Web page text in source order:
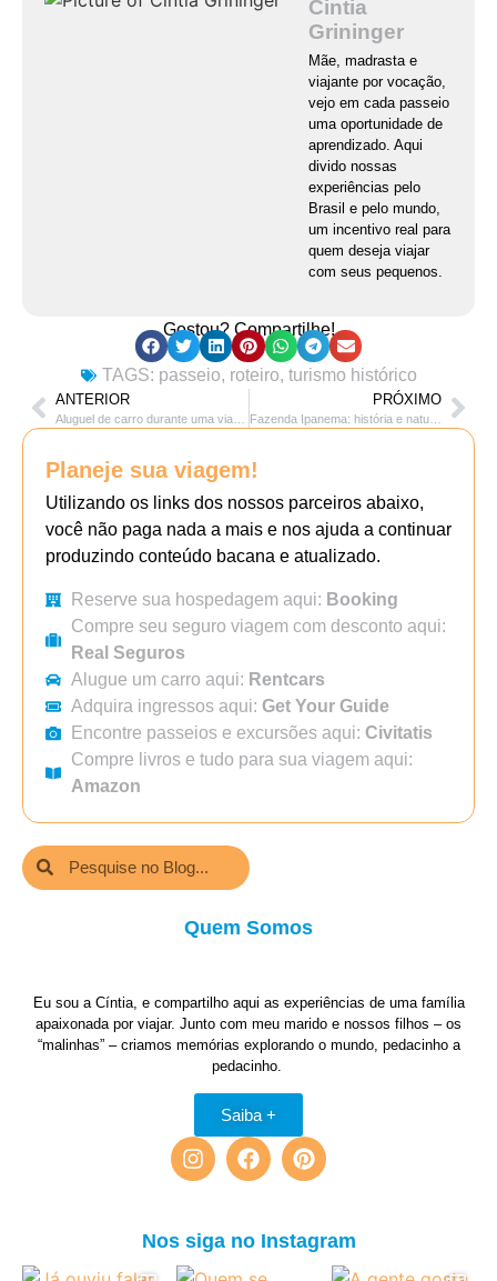
Cintia
Grininger
Mãe, madrasta e
viajante por vocação,
vejo em cada passeio
uma oportunidade de
aprendizado. Aqui
divido nossas
experiências pelo
Brasil e pelo mundo,
um incentivo real para
quem deseja viajar
com seus pequenos.
Gostou? Compartilhe!
TAGS: passeio, roteiro, turismo histórico
ANTERIOR PRÓXIMO
Fazenda Ipanema: história e natureza no interior de SP
Planeje sua viagem!
Utilizando os links dos nossos parceiros abaixo,
você não paga nada a mais e nos ajuda a continuar
produzindo conteúdo bacana e atualizado.
Reserve sua hospedagem aqui: Booking
Compre seu seguro viagem com desconto aqui:
Real Seguros
Alugue um carro aqui: Rentcars
Adquira ingressos aqui: Get Your Guide
Encontre passeios e excursões aqui: Civitatis
Compre livros e tudo para sua viagem aqui:
Amazon
Quem Somos
Eu sou a Cíntia, e compartilho aqui as experiências de uma família
apaixonada por viajar. Junto com meu marido e nossos filhos – os
“malinhas” – criamos memórias explorando o mundo, pedacinho a
pedacinho.
Saiba +
Nos siga no Instagram